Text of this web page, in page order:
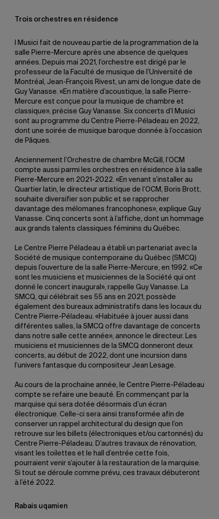
Trois orchestres en résidence
I Musici fait de nouveau partie de la programmation de la
salle Pierre-Mercure après une absence de quelques
années. Depuis mai 2021, l’orchestre est dirigé par le
professeur de la Faculté de musique de l’Université de
Montréal, Jean-François Rivest, un ami de longue date de
Guy Vanasse. «En matière d’acoustique, la salle Pierre-
Mercure est conçue pour la musique de chambre et
classique», précise Guy Vanasse. Six concerts d’I Musici
sont au programme du Centre Pierre-Péladeau en 2022,
dont une soirée de musique baroque donnée à l’occasion
de Pâques.
Anciennement l’Orchestre de chambre McGill, l’OCM
compte aussi parmi les orchestres en résidence à la salle
Pierre-Mercure en 2021-2022. «En venant s’installer au
Quartier latin, le directeur artistique de l’OCM, Boris Brott,
souhaite diversifier son public et se rapprocher
davantage des mélomanes francophones», explique Guy
Vanasse. Cinq concerts sont à l’affiche, dont un hommage
aux grands talents classiques féminins du Québec.
Le Centre Pierre Péladeau a établi un partenariat avec la
Société de musique contemporaine du Québec (SMCQ)
depuis l’ouverture de la salle Pierre-Mercure, en 1992. «Ce
sont les musiciens et musiciennes de la Société qui ont
donné le concert inaugural», rappelle Guy Vanasse. La
SMCQ, qui célébrait ses 55 ans en 2021, possède
également des bureaux administratifs dans les locaux du
Centre Pierre-Péladeau. «Habituée à jouer aussi dans
différentes salles, la SMCQ offre davantage de concerts
dans notre salle cette année», annonce le directeur. Les
musiciens et musiciennes de la SMCQ donneront deux
concerts, au début de 2022, dont une incursion dans
l’univers fantasque du compositeur Jean Lesage.
Au cours de la prochaine année, le Centre Pierre-Péladeau
compte se refaire une beauté. En commençant par la
marquise qui sera dotée désormais d’un écran
électronique. Celle-ci sera ainsi transformée afin de
conserver un rappel architectural du design que l’on
retrouve sur les billets (électroniques et/ou cartonnés) du
Centre Pierre-Péladeau. D’autres travaux de rénovation,
visant les toilettes et le hall d’entrée cette fois,
pourraient venir s’ajouter à la restauration de la marquise.
Si tout se déroule comme prévu, ces travaux débuteront
à l’été 2022.
Rabais uqamien